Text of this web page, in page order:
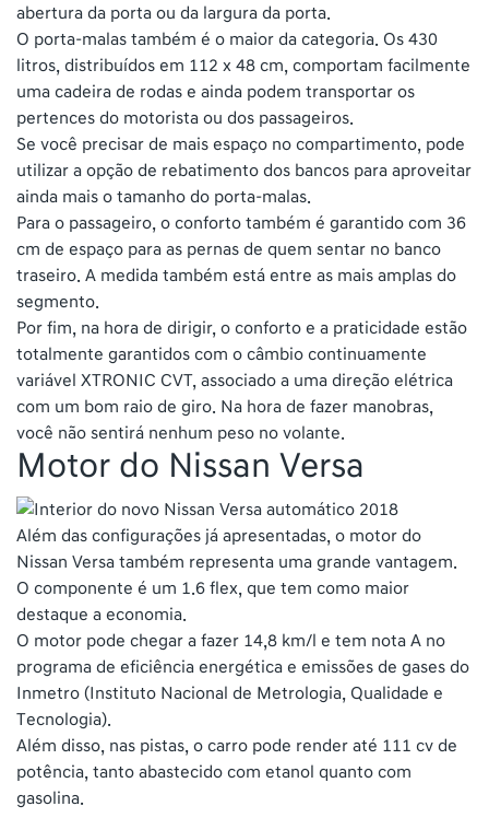
abertura da porta ou da largura da porta.
O porta-malas também é o maior da categoria. Os 430
litros, distribuídos em 112 x 48 cm, comportam facilmente
uma cadeira de rodas e ainda podem transportar os
pertences do motorista ou dos passageiros.
Se você precisar de mais espaço no compartimento, pode
utilizar a opção de rebatimento dos bancos para aproveitar
ainda mais o tamanho do porta-malas.
Para o passageiro, o conforto também é garantido com 36
cm de espaço para as pernas de quem sentar no banco
traseiro. A medida também está entre as mais amplas do
segmento.
Por fim, na hora de dirigir, o conforto e a praticidade estão
totalmente garantidos com o câmbio continuamente
variável XTRONIC CVT, associado a uma direção elétrica
com um bom raio de giro. Na hora de fazer manobras,
você não sentirá nenhum peso no volante.
Motor do Nissan Versa
Além das configurações já apresentadas, o motor do
Nissan Versa também representa uma grande vantagem.
O componente é um 1.6 flex, que tem como maior
destaque a economia.
O motor pode chegar a fazer 14,8 km/l e tem nota A no
programa de eficiência energética e emissões de gases do
Inmetro (Instituto Nacional de Metrologia, Qualidade e
Tecnologia).
Além disso, nas pistas, o carro pode render até 111 cv de
potência, tanto abastecido com etanol quanto com
gasolina.